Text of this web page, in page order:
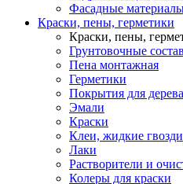
Фасадные
Краски, пены, герметики
Краски, пены,
Грунтовочные
Пена монтажная
Герметики
Покрытия для дерева
Эмали
Краски
Клеи, жидкие гвозди
Лаки
Растворители и
Колеры для краски